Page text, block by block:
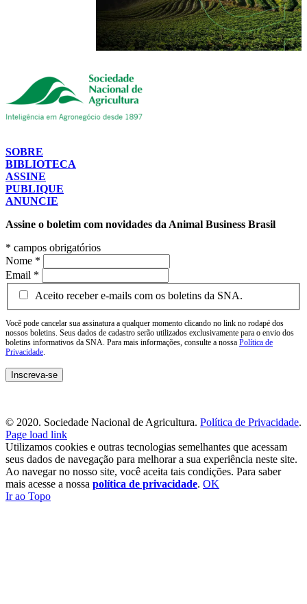
SOBRE
BIBLIOTECA
ASSINE
PUBLIQUE
ANUNCIE
Assine o boletim com novidades da Animal Business Brasil
* campos obrigatórios
Nome *
Email *
Aceito receber e-mails com os boletins da SNA.
Você pode cancelar sua assinatura a qualquer momento clicando no link no rodapé dos
nossos boletins. Seus dados de cadastro serão utilizados exclusivamente para o envio dos
boletins informativos da SNA. Para mais informações, consulte a nossa Política de
Privacidade.
© 2020. Sociedade Nacional de Agricultura. Política de Privacidade.
Page load link
Utilizamos cookies e outras tecnologias semelhantes que acessam
seus dados de navegação para melhorar a sua experiência neste site.
Ao navegar no nosso site, você aceita tais condições. Para saber
mais acesse a nossa política de privacidade. OK
Ir ao Topo